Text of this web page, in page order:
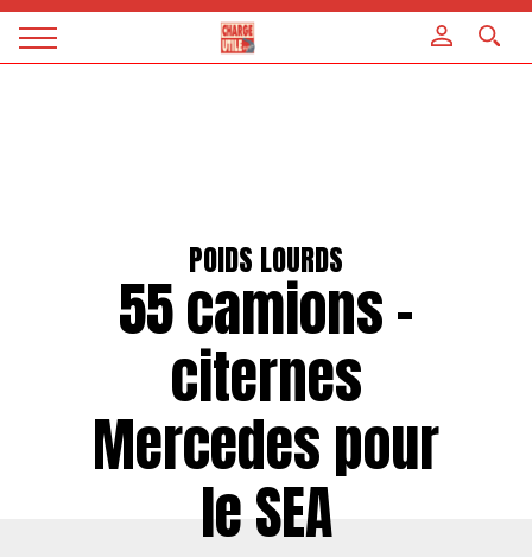
Magazine
POIDS LOURDS
55 camions -
citernes
Mercedes pour
le SEA
Panneau de gestion des cookies